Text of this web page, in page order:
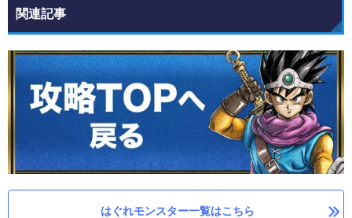
関連記事
はぐれモンスター一覧はこちら